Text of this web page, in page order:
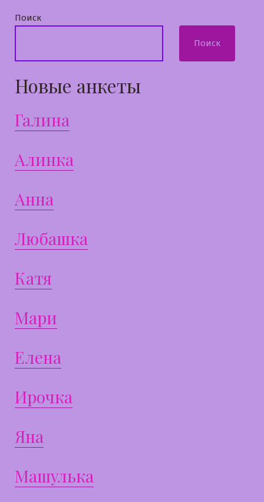
Поиск
Поиск
Новые анкеты
Галина
Алинка
Анна
Любашка
Катя
Мари
Елена
Ирочка
Яна
Машулька